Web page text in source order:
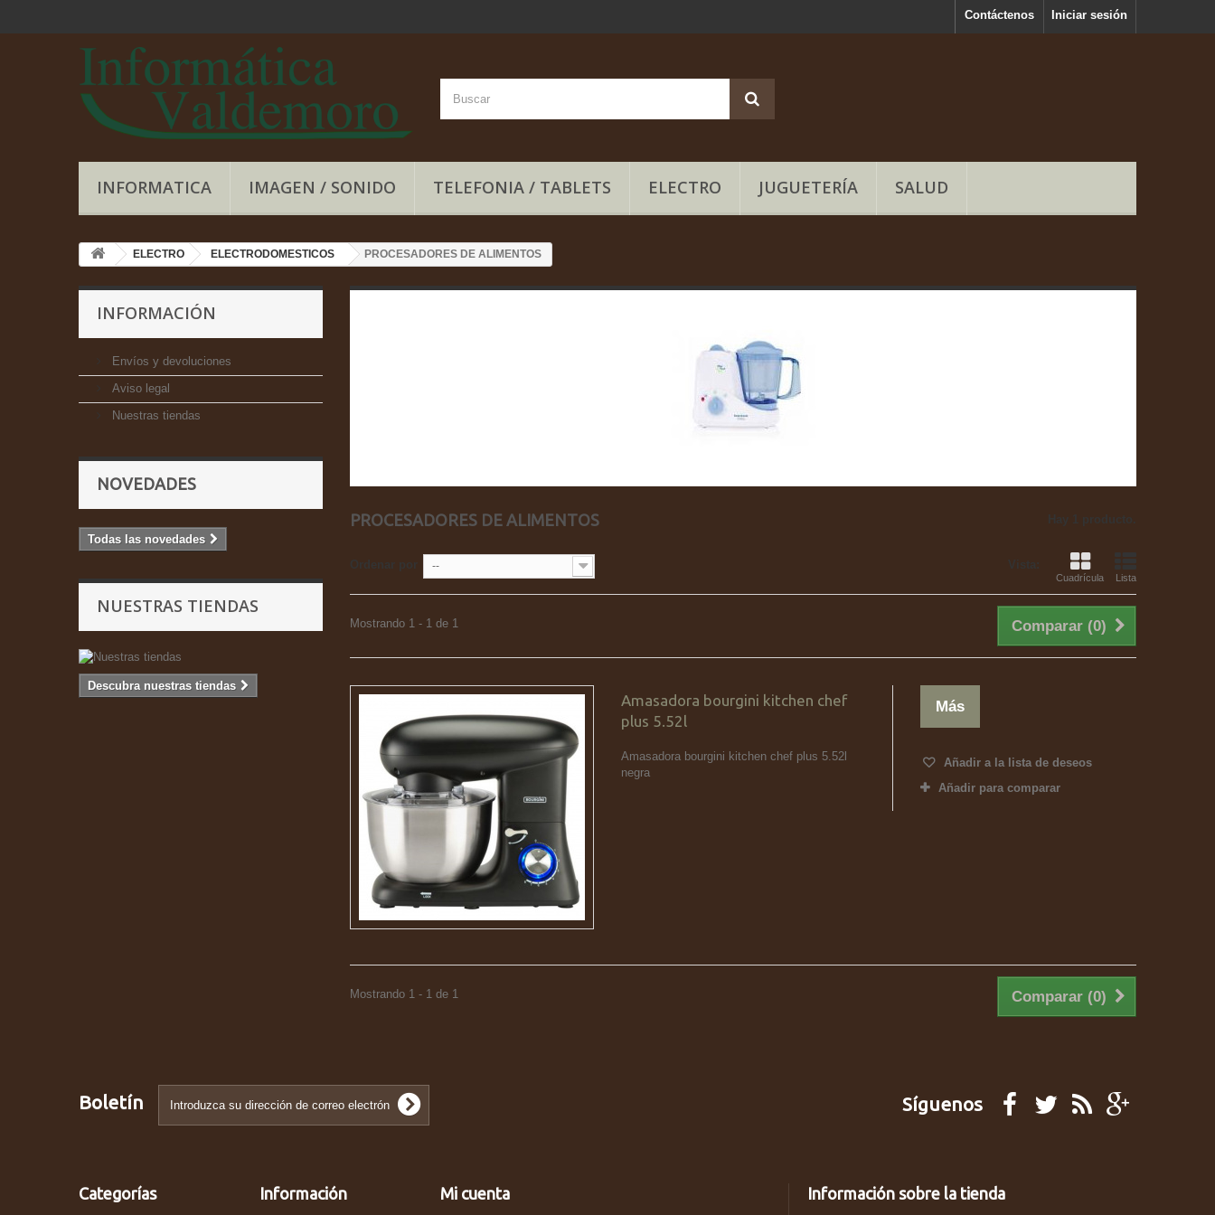
Iniciar sesión
Contáctenos
INFORMATICA IMAGEN / SONIDO TELEFONIA / TABLETS ELECTRO JUGUETERÍA SALUD
ELECTRO ELECTRODOMESTICOS PROCESADORES DE ALIMENTOS
INFORMACIÓN
Envíos y devoluciones
Aviso legal
Nuestras tiendas
NOVEDADES
Todas las novedades
NUESTRAS TIENDAS
Descubra nuestras tiendas
PROCESADORES DE ALIMENTOS
Cuadrícula Lista
--
Comparar (0)
Mostrando 1 - 1 de 1
Amasadora bourgini kitchen chef
plus 5.52l
Amasadora bourgini kitchen chef plus 5.52l
negra
Más
Añadir a la lista de deseos
Añadir para comparar
Comparar (0)
Mostrando 1 - 1 de 1
Boletín Síguenos
Categorías Información Mi cuenta Información sobre la tienda